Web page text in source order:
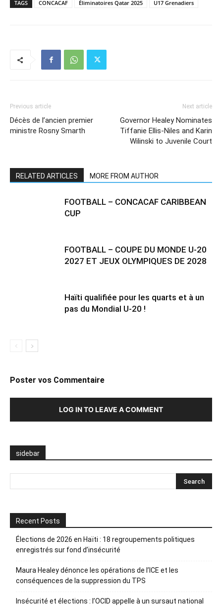
TAGS CONCACAF Éliminatoires Qatar 2025 U17 Grenadiers
Previous article
Décès de l’ancien premier
ministre Rosny Smarth
Next article
Governor Healey Nominates
Tiffanie Ellis-Niles and Karin
Wilinski to Juvenile Court
RELATED ARTICLES MORE FROM AUTHOR
FOOTBALL – CONCACAF CARIBBEAN
CUP
FOOTBALL – COUPE DU MONDE U-20
2027 ET JEUX OLYMPIQUES DE 2028
Haïti qualifiée pour les quarts et à un
pas du Mondial U-20 !
Poster vos Commentaire
LOG IN TO LEAVE A COMMENT
sidebar
Recent Posts
Élections de 2026 en Haïti : 18 regroupements politiques
enregistrés sur fond d’insécurité
Maura Healey dénonce les opérations de l’ICE et les
conséquences de la suppression du TPS
Insécurité et élections : l’OCID appelle à un sursaut national